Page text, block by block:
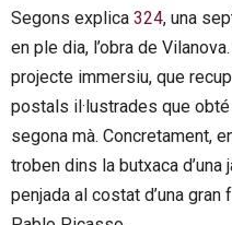
Segons explica 324, una
en ple dia, l’obra de
projecte immersiu, que
postals il·lustrades que
segona mà. Concretament,
troben dins la butxaca d’una
penjada al costat d’una